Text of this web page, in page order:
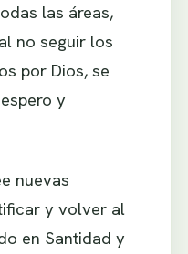
las áreas,
no seguir los
por Dios, se
y
nuevas
y volver al
en Santidad y